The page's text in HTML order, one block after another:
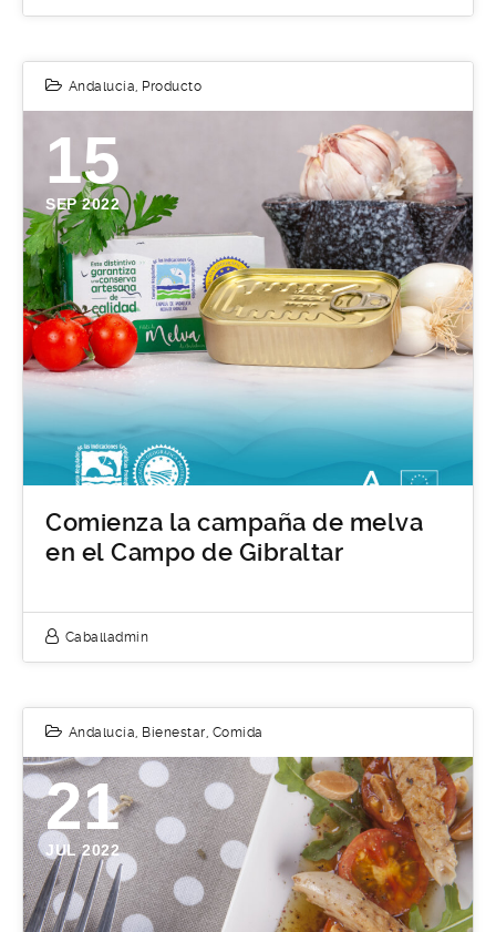
Andalucía, Producto
15
SEP 2022
Comienza la campaña de melva
en el Campo de Gibraltar
Caballadmin
Andalucía, Bienestar, Comida
21
JUL 2022